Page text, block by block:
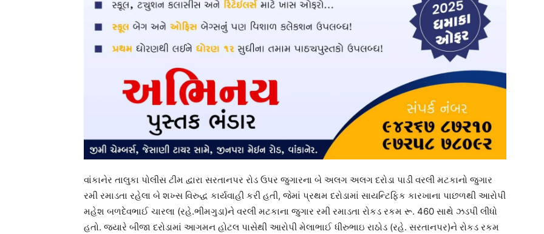
વાંકાનેર તાલુકા પોલીસ ટીમ દ્વારા સરતાનપર રોડ ઉપર જુગારના બે અલગ અલગ દરોડા પાડી વરલી મટકાનો જુગાર
રમી રમાડતા રહેલા બે શખ્સ વિરુદ્ધ કાર્યવાહી કરી હતી, જેમાં પ્રથમ દરોડામાં સાયન્ટિફિક કારખાના પાછળથી આરોપી
મહેશ બળદેવભાઈ ચારલા (રહે.ભીમગુડા)ને વરલી મટકાના જુગાર રમી રમાડતા રોકડ રકમ રૂ. 460 સાથે ઝડપી લીધો
હતો. જ્યારે બીજા દરોડામાં આગમન હોટલ પાસેથી આરોપી મેલાભાઈ ધીરુભાઇ રાઠોડ (રહે. સરતાનપર)ને રોકડ રકમ